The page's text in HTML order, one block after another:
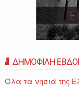
ΔΗΜΟΦΙΛΗ
Όλα τα νησιά της